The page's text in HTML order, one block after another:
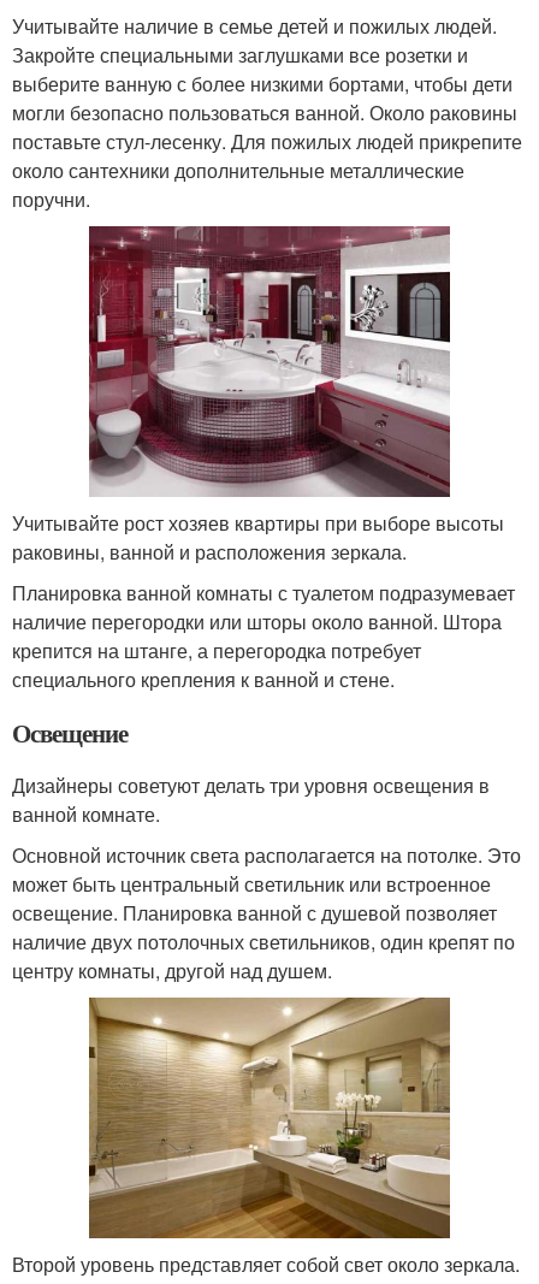
Учитывайте наличие в семье детей и пожилых людей.
Закройте специальными заглушками все розетки и
выберите ванную с более низкими бортами, чтобы дети
могли безопасно пользоваться ванной. Около раковины
поставьте стул-лесенку. Для пожилых людей прикрепите
около сантехники дополнительные металлические
поручни.
Учитывайте рост хозяев квартиры при выборе высоты
раковины, ванной и расположения зеркала.
Планировка ванной комнаты с туалетом подразумевает
наличие перегородки или шторы около ванной. Штора
крепится на штанге, а перегородка потребует
специального крепления к ванной и стене.
Освещение
Дизайнеры советуют делать три уровня освещения в
ванной комнате.
Основной источник света располагается на потолке. Это
может быть центральный светильник или встроенное
освещение. Планировка ванной с душевой позволяет
наличие двух потолочных светильников, один крепят по
центру комнаты, другой над душем.
Второй уровень представляет собой свет около зеркала.